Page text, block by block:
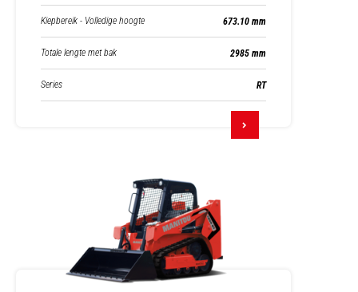
Kiepbereik - Volledige hoogte 673.10 mm
Totale lengte met bak 2985 mm
Series RT